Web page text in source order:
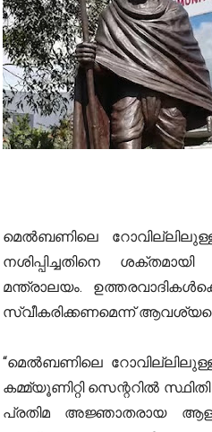
മെൽബണിലെ
നശിപ്പിച്ചതിനെ
മന്ത്രാലയം.
സ്വീകരിക്കണമെന്ന്
“മെൽബണിലെ
കമ്മ്യൂണിറ്റി സെന്ററിൽ
പ്രതിമ അജ്ഞാതരായ